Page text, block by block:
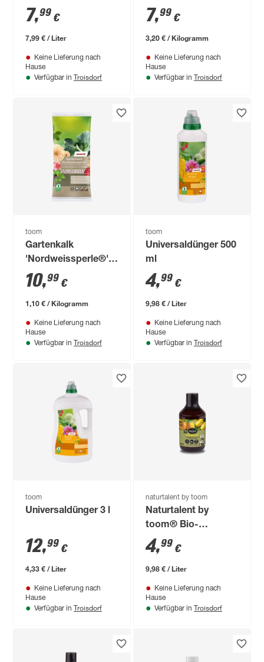
7,99 €
7,99 € / Liter
Keine Lieferung nach
Hause
Verfügbar in Troisdorf
2,5 kg
7,99 €
3,20 € / Kilogramm
Keine Lieferung nach
Hause
Verfügbar in Troisdorf
toom
Gartenkalk
'Nordweissperle®'
10 kg
10,99 €
1,10 € / Kilogramm
Keine Lieferung nach
Hause
Verfügbar in Troisdorf
toom
Universaldünger 500
ml
4,99 €
9,98 € / Liter
Keine Lieferung nach
Hause
Verfügbar in Troisdorf
toom
Universaldünger 3 l
12,99 €
4,33 € / Liter
Keine Lieferung nach
Hause
Verfügbar in Troisdorf
naturtalent by toom
Naturtalent by
toom® Bio-
Zitrusdünger 500 ml
4,99 €
9,98 € / Liter
Keine Lieferung nach
Hause
Verfügbar in Troisdorf